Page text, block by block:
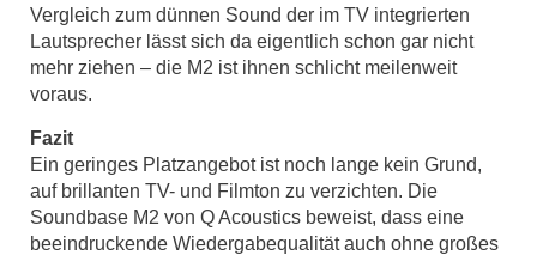
Vergleich zum dünnen Sound der im TV integrierten
Lautsprecher lässt sich da eigentlich schon gar nicht
mehr ziehen – die M2 ist ihnen schlicht meilenweit
voraus.
Fazit
Ein geringes Platzangebot ist noch lange kein Grund,
auf brillanten TV- und Filmton zu verzichten. Die
Soundbase M2 von Q Acoustics beweist, dass eine
beeindruckende Wiedergabequalität auch ohne großes